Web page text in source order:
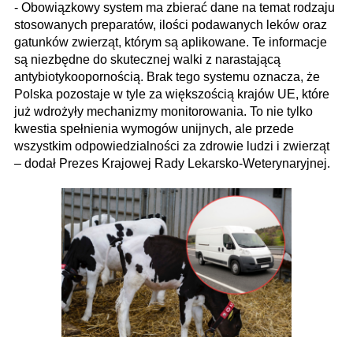
- Obowiązkowy system ma zbierać dane na temat rodzaju
stosowanych preparatów, ilości podawanych leków oraz
gatunków zwierząt, którym są aplikowane. Te informacje
są niezbędne do skutecznej walki z narastającą
antybiotykoopornością. Brak tego systemu oznacza, że
Polska pozostaje w tyle za większością krajów UE, które
już wdrożyły mechanizmy monitorowania. To nie tylko
kwestia spełnienia wymogów unijnych, ale przede
wszystkim odpowiedzialności za zdrowie ludzi i zwierząt
– dodał Prezes Krajowej Rady Lekarsko-Weterynaryjnej.